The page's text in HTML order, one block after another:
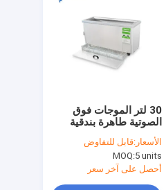
30 لتر الموجات فوق
الصوتية طاهرة بندقية
الرقمية تسخين بندقية
أجزاء منظفات
الأسعار:قابل للتفاوض
MOQ:5 units
أحصل على آخر سعر